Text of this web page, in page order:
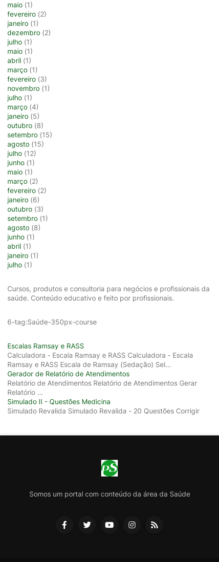
maio (1)
fevereiro (2)
janeiro (1)
dezembro (2)
julho (1)
maio (1)
abril (1)
março (1)
fevereiro (3)
novembro (1)
julho (1)
março (4)
janeiro (5)
outubro (8)
setembro (15)
agosto (15)
julho (12)
junho (1)
maio (1)
março (2)
fevereiro (2)
janeiro (6)
outubro (3)
setembro (1)
agosto (8)
junho (1)
abril (1)
janeiro (1)
julho (1)
Cursos, produtos e consultoria para negócios e profissionais da
saúde. Conteúdo educativo e feito por profissionais.
6-tag:Saúde-350px-course
Escalas Ramsay e RASS
Calculadora - Escala Ramsay e RASS Calculadora - Escala
Ramsay e RASS Escala de Ramsay (Sedação) Sel...
Gerador de Relatório de Atendimentos
Relatório de Atendimentos Relatório de Atendimentos Gerar
Relatório ...
Simulado II - Questões Medicina
Simulado Revalida Simulado Revalida - 20 Questões Corrigir
Somos um portal com conteúdo da área da Saúde